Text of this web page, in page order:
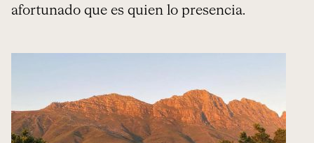
afortunado que es quien lo presencia.